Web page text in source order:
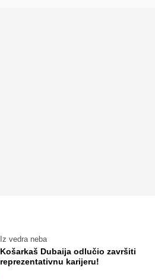
Iz vedra neba
Košarkaš Dubaija odlučio završiti
reprezentativnu karijeru!